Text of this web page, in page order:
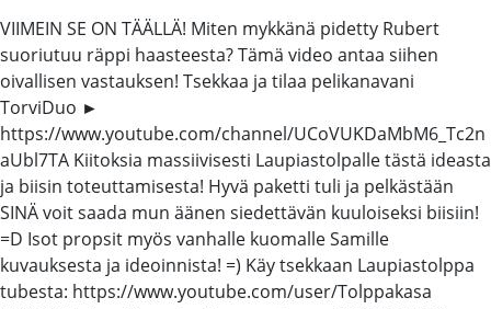
VIIMEIN SE ON TÄÄLLÄ! Miten mykkänä pidetty Rubert
suoriutuu räppi haasteesta? Tämä video antaa siihen
oivallisen vastauksen! Tsekkaa ja tilaa pelikanavani
TorviDuo ►
https://www.youtube.com/channel/UCoVUKDaMbM6_Tc2n
aUbl7TA Kiitoksia massiivisesti Laupiastolpalle tästä ideasta
ja biisin toteuttamisesta! Hyvä paketti tuli ja pelkästään
SINÄ voit saada mun äänen siedettävän kuuloiseksi biisiin!
=D Isot propsit myös vanhalle kuomalle Samille
kuvauksesta ja ideoinnista! =) Käy tsekkaan Laupiastolppa
tubesta: https://www.youtube.com/user/Tolppakasa